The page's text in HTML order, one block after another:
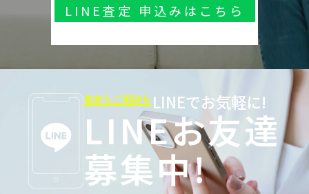
LINE査定 申込みはこちら
査定もご相談も LINEでお気軽に!
LINEお友達
募集中!